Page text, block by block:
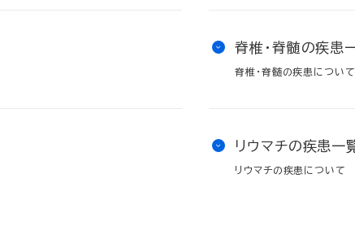
脊椎・脊髄の疾患
脊椎・脊髄の疾患について
リウマチの疾患一
リウマチの疾患について